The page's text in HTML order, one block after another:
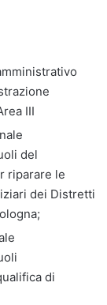
III
del
riparare le
dei Distretti
di